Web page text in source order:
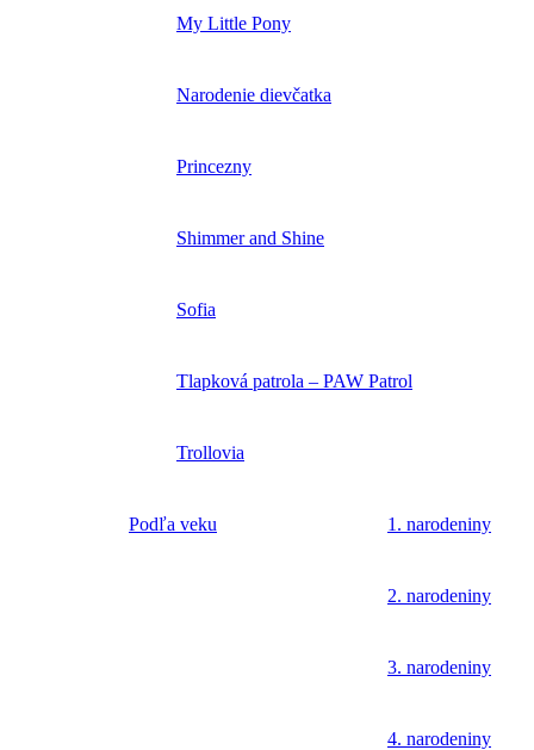
My Little Pony
Narodenie dievčatka
Princezny
Shimmer and Shine
Sofia
Tlapková patrola – PAW Patrol
Trollovia
Podľa veku 1. narodeniny
2. narodeniny
3. narodeniny
4. narodeniny